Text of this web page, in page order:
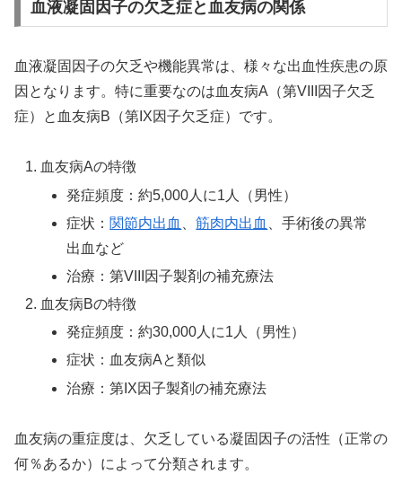
血液凝固因子の欠乏症と血友病の関係
血液凝固因子の欠乏や機能異常は、様々な出血性疾患の原
因となります。特に重要なのは血友病A（第VIII因子欠乏
症）と血友病B（第IX因子欠乏症）です。
血友病Aの特徴
発症頻度：約5,000人に1人（男性）
症状： 関節内出血 、筋肉内出血
、手術後の異常
出血など
治療：第VIII因子製剤の補充療法
血友病Bの特徴
発症頻度：約30,000人に1人（男性）
症状：血友病Aと類似
治療：第IX因子製剤の補充療法
血友病の重症度は、欠乏している凝固因子の活性（正常の
何％あるか）によって分類されます。